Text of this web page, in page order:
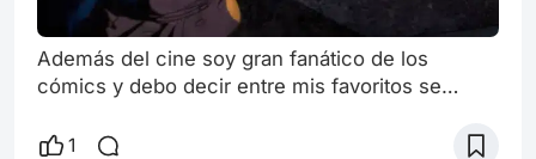
Además del cine soy gran fanático de los
cómics y debo decir entre mis favoritos se
notable novela gráfica de Alan Moore y Dave
1